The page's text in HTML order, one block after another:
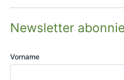
Newsletter
Vorname